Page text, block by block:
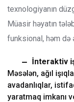
texnologiyanın
Müasir həyatın
funksional, həm də
İnteraktiv
Məsələn, ağıl
avadanlıqlar,
yaratmaq imkanı